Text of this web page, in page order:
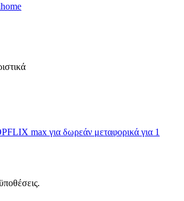
max για δωρεάν μεταφορικά για 1